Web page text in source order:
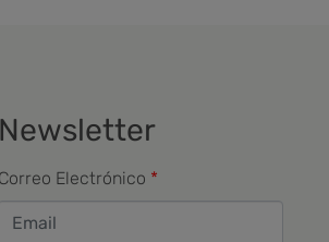
Newsletter
Correo Electrónico